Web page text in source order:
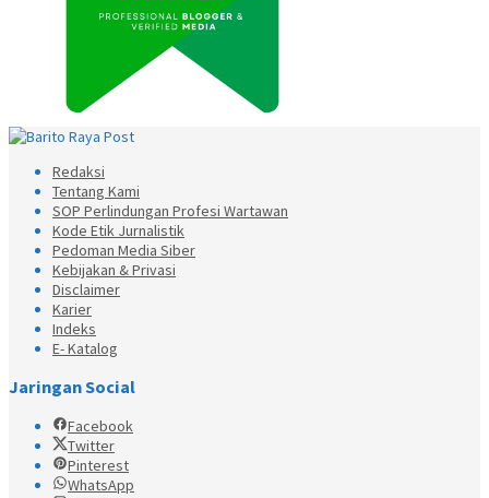
Redaksi
Tentang Kami
SOP Perlindungan Profesi Wartawan
Kode Etik Jurnalistik
Pedoman Media Siber
Kebijakan & Privasi
Disclaimer
Karier
Indeks
E- Katalog
Jaringan Social
Facebook
Twitter
Pinterest
WhatsApp